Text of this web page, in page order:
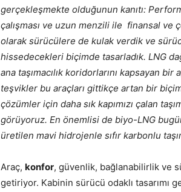
gerçekleşmekte olduğunun kanıtı:
çalışması ve uzun menzili ile finansal ve
olarak sürücülere de kulak verdik ve
hissedecekleri biçimde tasarladık. LNG
ana taşımacılık koridorlarını kapsayan
teşvikler bu araçları gittikçe artan bir
çözümler için daha sık kapımızı çalan
görüyoruz. En önemlisi de biyo-LNG
üretilen mavi hidrojenle sıfır karbonlu
Araç, konfor, güvenlik, bağlanabilirlik ve
getiriyor. Kabinin sürücü odaklı tasarımı